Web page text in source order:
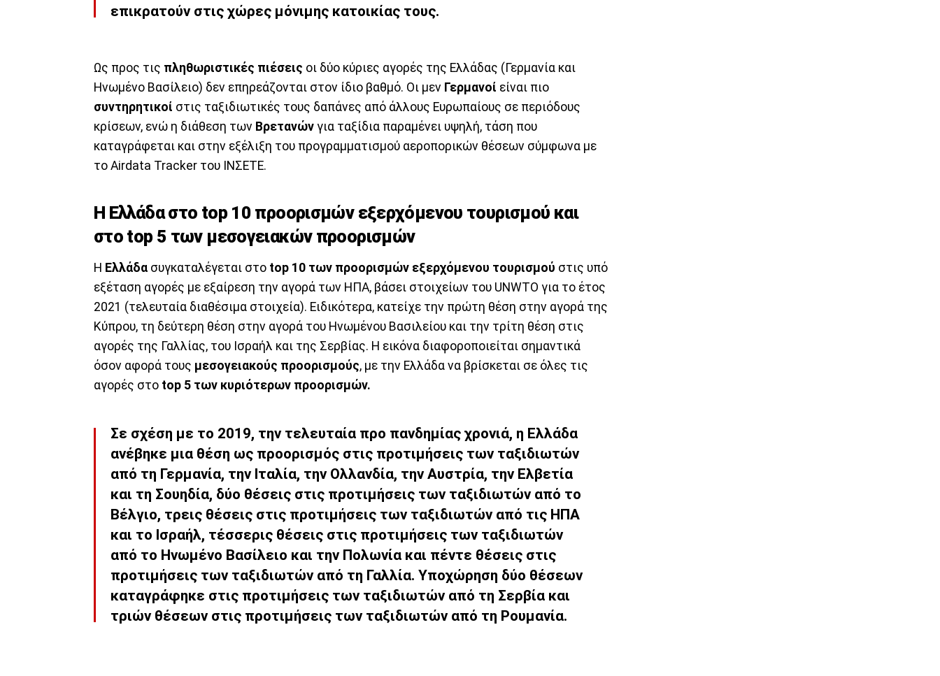
επικρατούν στις χώρες μόνιμης κατοικίας τους.
Ως προς τις πληθωριστικές πιέσεις οι δύο κύριες αγορές της Ελλάδας (Γερμανία και
Ηνωμένο Βασίλειο) δεν επηρεάζονται στον ίδιο βαθμό. Οι μεν Γερμανοί είναι πιο
συντηρητικοί στις ταξιδιωτικές τους δαπάνες από άλλους Ευρωπαίους σε περιόδους
κρίσεων, ενώ η διάθεση των Βρετανών για ταξίδια παραμένει υψηλή, τάση που
καταγράφεται και στην εξέλιξη του προγραμματισμού αεροπορικών θέσεων σύμφωνα με
το Airdata Tracker του ΙΝΣΕΤΕ.
Η Ελλάδα στο top 10 προορισμών εξερχόμενου τουρισμού και
στο top 5 των μεσογειακών προορισμών
Η Ελλάδα συγκαταλέγεται στο top 10 των προορισμών εξερχόμενου τουρισμού στις υπό
εξέταση αγορές με εξαίρεση την αγορά των ΗΠΑ, βάσει στοιχείων του UNWTO για το έτος
2021 (τελευταία διαθέσιμα στοιχεία). Ειδικότερα, κατείχε την πρώτη θέση στην αγορά της
Κύπρου, τη δεύτερη θέση στην αγορά του Ηνωμένου Βασιλείου και την τρίτη θέση στις
αγορές της Γαλλίας, του Ισραήλ και της Σερβίας. Η εικόνα διαφοροποιείται σημαντικά
όσον αφορά τους μεσογειακούς προορισμούς, με την Ελλάδα να βρίσκεται σε όλες τις
αγορές στο top 5 των κυριότερων προορισμών.
Σε σχέση με το 2019, την τελευταία προ πανδημίας χρονιά, η Ελλάδα
ανέβηκε μια θέση ως προορισμός στις προτιμήσεις των ταξιδιωτών
από τη Γερμανία, την Ιταλία, την Ολλανδία, την Αυστρία, την Ελβετία
και τη Σουηδία, δύο θέσεις στις προτιμήσεις των ταξιδιωτών από το
Βέλγιο, τρεις θέσεις στις προτιμήσεις των ταξιδιωτών από τις ΗΠΑ
και το Ισραήλ, τέσσερις θέσεις στις προτιμήσεις των ταξιδιωτών
από το Ηνωμένο Βασίλειο και την Πολωνία και πέντε θέσεις στις
προτιμήσεις των ταξιδιωτών από τη Γαλλία. Υποχώρηση δύο θέσεων
καταγράφηκε στις προτιμήσεις των ταξιδιωτών από τη Σερβία και
τριών θέσεων στις προτιμήσεις των ταξιδιωτών από τη Ρουμανία.